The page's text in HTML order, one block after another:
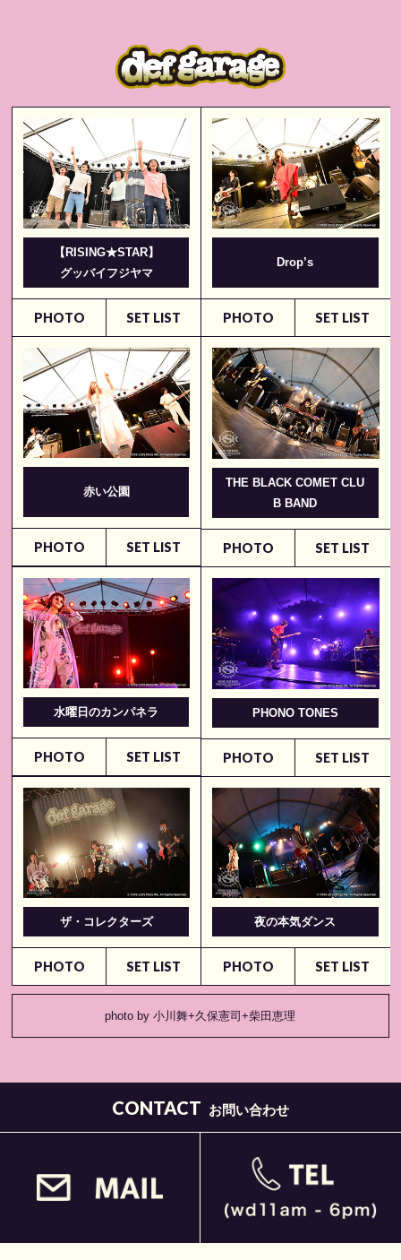
【RISING★STAR】
グッバイフジヤマ
PHOTO SET LIST
Drop’s
PHOTO SET LIST
赤い公園
PHOTO SET LIST
THE BLACK COMET CLU
B BAND
PHOTO SET LIST
水曜日のカンパネラ
PHOTO SET LIST
PHONO TONES
PHOTO SET LIST
ザ・コレクターズ
PHOTO SET LIST
夜の本気ダンス
PHOTO SET LIST
photo by 小川舞+久保憲司+柴田恵理
CONTACT お問い合わせ